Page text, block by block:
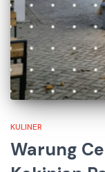
KULINER
Warung